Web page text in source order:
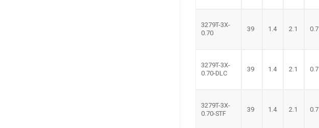
3279T-3X-
0.70
39 1.4 2.1 0.7
3279T-3X-
0.70-DLC
39 1.4 2.1 0.7
3279T-3X-
0.70-STF
39 1.4 2.1 0.7